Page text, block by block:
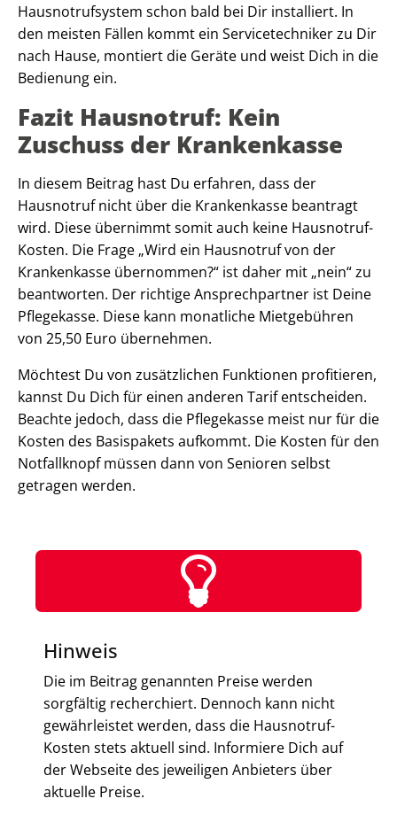
Hausnotrufsystem schon bald bei Dir installiert. In
den meisten Fällen kommt ein Servicetechniker zu Dir
nach Hause, montiert die Geräte und weist Dich in die
Bedienung ein.
Fazit Hausnotruf: Kein
Zuschuss der Krankenkasse
In diesem Beitrag hast Du erfahren, dass der
Hausnotruf nicht über die Krankenkasse beantragt
wird. Diese übernimmt somit auch keine Hausnotruf-
Kosten. Die Frage „Wird ein Hausnotruf von der
Krankenkasse übernommen?“ ist daher mit „nein“ zu
beantworten. Der richtige Ansprechpartner ist Deine
Pflegekasse. Diese kann monatliche Mietgebühren
von 25,50 Euro übernehmen.
Möchtest Du von zusätzlichen Funktionen profitieren,
kannst Du Dich für einen anderen Tarif entscheiden.
Beachte jedoch, dass die Pflegekasse meist nur für die
Kosten des Basispakets aufkommt. Die Kosten für den
Notfallknopf müssen dann von Senioren selbst
getragen werden.
Hinweis
Die im Beitrag genannten Preise werden
sorgfältig recherchiert. Dennoch kann nicht
gewährleistet werden, dass die Hausnotruf-
Kosten stets aktuell sind. Informiere Dich auf
der Webseite des jeweiligen Anbieters über
aktuelle Preise.